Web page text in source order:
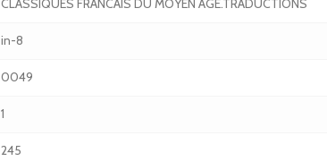
CLASSIQUES FRANCAIS DU MOYEN AGE.TRADUCTIONS
in-8
0049
1
245